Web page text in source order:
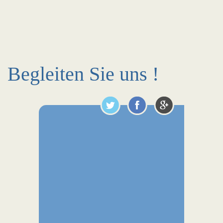
Begleiten Sie uns !